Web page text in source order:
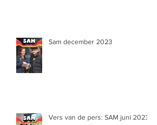
Sam december 2023
Vers van de pers: SAM juni 2023